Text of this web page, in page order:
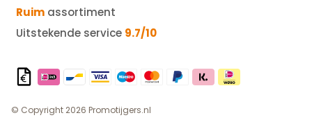
Ruim assortiment
Uitstekende service 9.7/10
© Copyright 2026 Promotijgers.nl